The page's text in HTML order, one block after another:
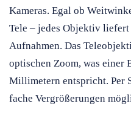
Kameras. Egal ob
Tele – jedes Objektiv
Aufnahmen. Das
optischen Zoom, was einer
Millimetern entspricht. Per
fache Vergrößerungen